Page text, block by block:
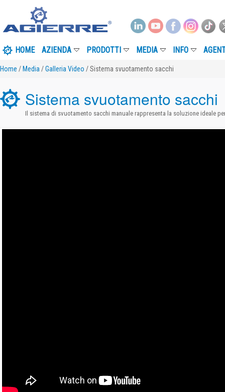
HOME AZIENDA PRODOTTI MEDIA INFO
Home / Media /Galleria Video / Sistema svuotamento sacchi
Sistema svuotamento sacchi
Il sistema di svuotamento sacchi manuale rappresenta la soluzione ideale